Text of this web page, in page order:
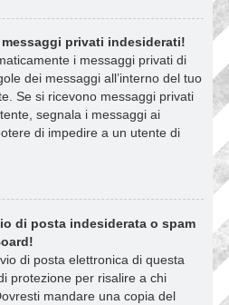
privati indesiderati!
i messaggi privati ​​di
dei messaggi all’interno del tuo
Se si ricevono messaggi privati
segnala i messaggi ai
di impedire a un utente di
di posta indesiderata o spam
di posta elettronica di questa
protezione per risalire a chi
mandare una copia del